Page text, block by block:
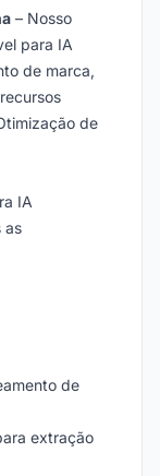
– Nosso
para IA
de marca,
de
IA
as
de
extração